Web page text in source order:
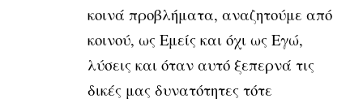
κοινά προβλήματα, αναζητούμε από
κοινού, ως Εμείς και όχι ως Εγώ,
λύσεις και όταν αυτό ξεπερνά τις
δικές μας δυνατότητες τότε